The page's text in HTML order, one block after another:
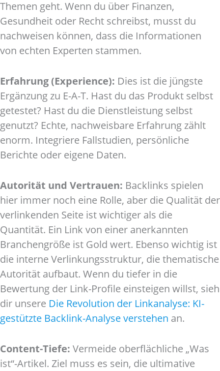
Themen geht. Wenn du über Finanzen,
Gesundheit oder Recht schreibst, musst du
nachweisen können, dass die Informationen
von echten Experten stammen.
Erfahrung (Experience): Dies ist die jüngste
Ergänzung zu E-A-T. Hast du das Produkt selbst
getestet? Hast du die Dienstleistung selbst
genutzt? Echte, nachweisbare Erfahrung zählt
enorm. Integriere Fallstudien, persönliche
Berichte oder eigene Daten.
Autorität und Vertrauen: Backlinks spielen
hier immer noch eine Rolle, aber die Qualität der
verlinkenden Seite ist wichtiger als die
Quantität. Ein Link von einer anerkannten
Branchengröße ist Gold wert. Ebenso wichtig ist
die interne Verlinkungsstruktur, die thematische
Autorität aufbaut. Wenn du tiefer in die
Bewertung der Link-Profile einsteigen willst, sieh
dir unsere Die Revolution der Linkanalyse: KI-
gestützte Backlink-Analyse verstehen an.
Content-Tiefe: Vermeide oberflächliche „Was
ist“-Artikel. Ziel muss es sein, die ultimative